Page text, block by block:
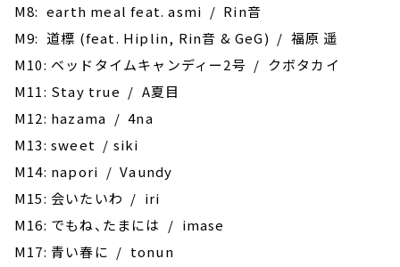
M8: earth meal feat. asmi / Rin音
M9: 道標 (feat. Hiplin, Rin音 & GeG) / 福原 遥
M10: ベッドタイムキャンディー2号 / クボタカイ
M11: Stay true / A夏目
M12: hazama / 4na
M13: sweet / siki
M14: napori / Vaundy
M15: 会いたいわ / iri
M16: でもね、たまには / imase
M17: 青い春に / tonun